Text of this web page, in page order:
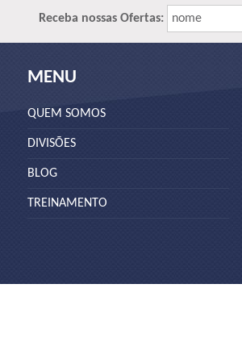
Receba nossas Ofertas: nome
MENU
QUEM SOMOS
DIVISÕES
BLOG
TREINAMENTO